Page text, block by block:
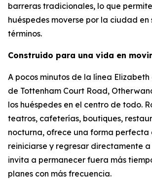
barreras tradicionales, lo que
huéspedes moverse por la ciudad en
términos.
Construido para una vida en
A pocos minutos de la línea
de Tottenham Court Road,
los huéspedes en el centro de todo.
teatros, cafeterías, boutiques,
nocturna, ofrece una forma perfecta
reiniciarse y regresar directamente
invita a permanecer fuera más
planes con más frecuencia.